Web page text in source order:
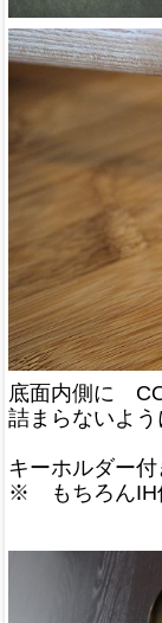
底面内側に
詰まらないよう
キーホルダー付
※ もちろんIH